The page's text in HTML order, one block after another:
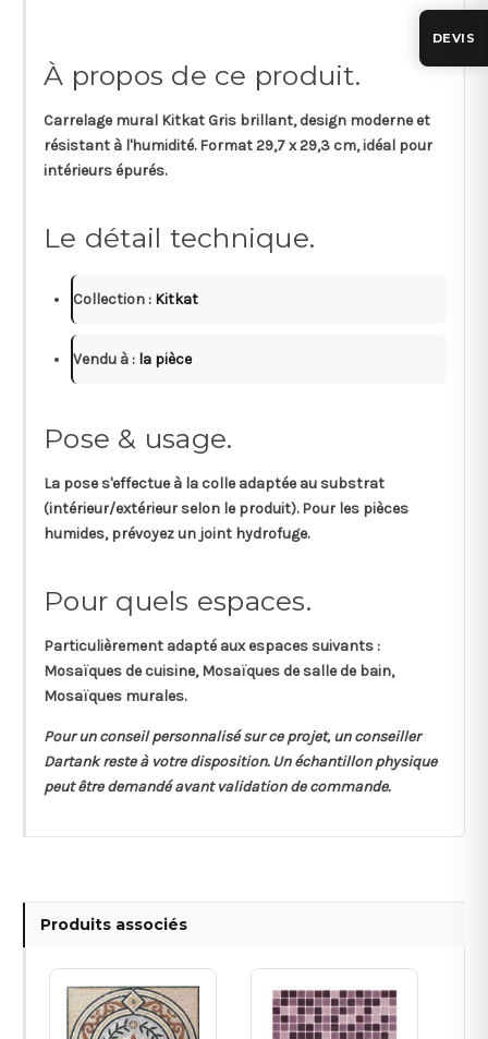
À propos de ce produit.
Carrelage mural Kitkat Gris brillant, design moderne et
résistant à l'humidité. Format 29,7 x 29,3 cm, idéal pour
intérieurs épurés.
Le détail technique.
Collection : Kitkat
Vendu à : la pièce
Pose & usage.
La pose s'effectue à la colle adaptée au substrat
(intérieur/extérieur selon le produit). Pour les pièces
humides, prévoyez un joint hydrofuge.
Pour quels espaces.
Particulièrement adapté aux espaces suivants :
Mosaïques de cuisine, Mosaïques de salle de bain,
Mosaïques murales.
Pour un conseil personnalisé sur ce projet, un conseiller
Dartank reste à votre disposition. Un échantillon physique
peut être demandé avant validation de commande.
Produits associés
DEVIS